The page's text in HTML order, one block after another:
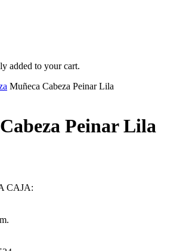
added to your cart.
Muñeca Cabeza Peinar Lila
Peinar Lila
CAJA: